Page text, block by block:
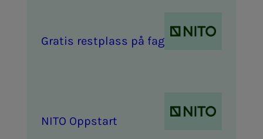
Gra­­­tis rest­plass på fag­­­kurs
NITO Opp­start